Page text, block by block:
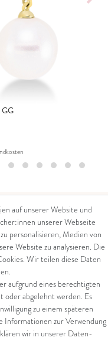
und Versand
auf unserer Website und
unserer Webseite
personalisieren, Medien von
Website zu analysieren. Die
Wir teilen diese Daten
aufgrund eines berechtigten
oder abgelehnt werden. Es
zu einem späteren
Informationen zur Verwendung
wir in unserer Daten­